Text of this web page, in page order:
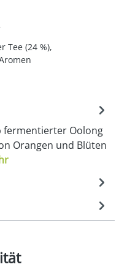
Tee (24 %),
fermentierter Oolong
Orangen und Blüten